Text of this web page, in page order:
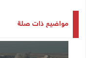
مواضيع ذات صلة